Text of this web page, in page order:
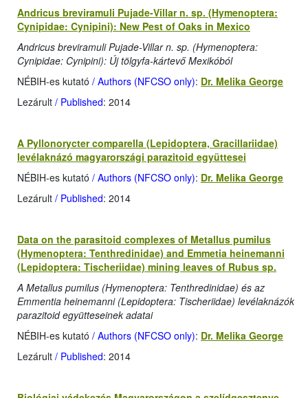
Andricus breviramuli Pujade-Villar n. sp. (Hymenoptera:
Cynipidae: Cynipini): New Pest of Oaks in Mexico
Andricus breviramuli Pujade-Villar n. sp. (Hymenoptera:
Cynipidae: Cynipini): Új tölgyfa-kártevő Mexikóból
NÉBIH-es kutató / Authors (NFCSO only): Dr. Melika George
Lezárult / Published: 2014
A Pyllonorycter comparella (Lepidoptera, Gracillariidae)
levélaknázó magyarországi parazitoid együttesei
NÉBIH-es kutató / Authors (NFCSO only): Dr. Melika George
Lezárult / Published: 2014
Data on the parasitoid complexes of Metallus pumilus
(Hymenoptera: Tenthredinidae) and Emmetia heinemanni
(Lepidoptera: Tischeriidae) mining leaves of Rubus sp.
A Metallus pumilus (Hymenoptera: Tenthredinidae) és az
Emmentia heinemanni (Lepidoptera: Tischeriidae) levélaknázók
parazitoid együtteseinek adatai
NÉBIH-es kutató / Authors (NFCSO only): Dr. Melika George
Lezárult / Published: 2014